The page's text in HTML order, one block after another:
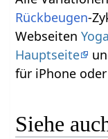
Rückbeugen-
Webseiten
Hauptseite
für iPhone
Siehe